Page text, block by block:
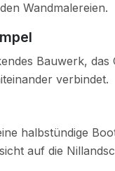
Wandmalereien.
Bauwerk, das
verbindet.
halbstündige
auf die